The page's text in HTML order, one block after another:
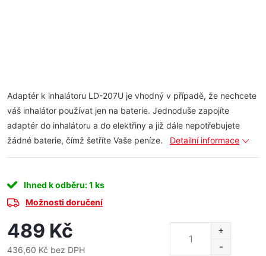
Adaptér k inhalátoru LD-207U je vhodný v případě, že nechcete
váš inhalátor používat jen na baterie. Jednoduše zapojíte
adaptér do inhalátoru a do elektřiny a již dále nepotřebujete
žádné baterie, čímž šetříte Vaše peníze.
Detailní informace
Ihned k odběru: 1 ks
Možnosti doručení
489 Kč
436,60 Kč bez DPH